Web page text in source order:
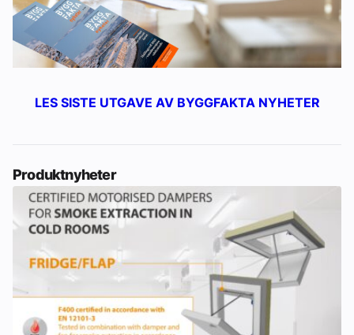
LES SISTE UTGAVE AV BYGGFAKTA NYHETER
Produktnyheter